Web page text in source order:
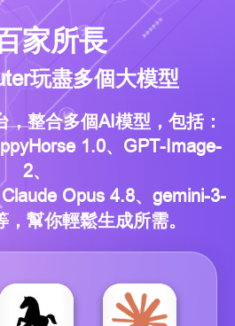
家所長
玩盡多個大模型
，整合多個AI模型，包括：
1.0、GPT-Image-
2、
Opus 4.8、gemini-3-
幫你輕鬆生成所需。